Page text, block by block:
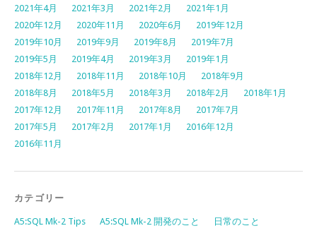
2021年4月
2021年3月 2021年2月
2021年1月
2020年12月
2020年11月 2020年6月
2019年12月
2019年10月
2019年9月 2019年8月
2019年7月
2019年5月
2019年4月 2019年3月
2019年1月
2018年12月
2018年11月 2018年10月
2018年9月
2018年8月
2018年5月 2018年3月 2018年2月
2018年1月
2017年12月
2017年11月 2017年8月
2017年7月
2017年5月
2017年2月 2017年1月
2016年12月
2016年11月
カテゴリー
A5:SQL Mk-2 Tips A5:SQL Mk-2 開発のこと
日常のこと